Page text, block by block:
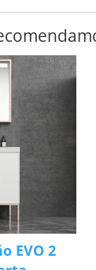
EVO 2